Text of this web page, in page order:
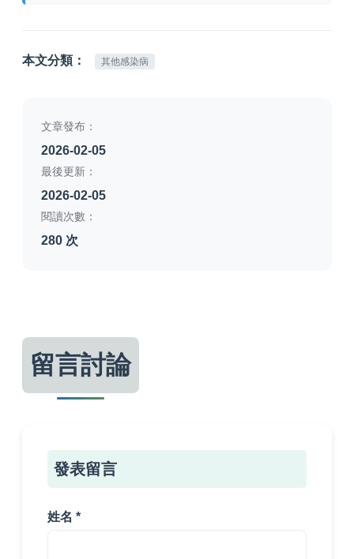
本文分類： 其他感染病
文章發布：
2026-02-05
最後更新：
2026-02-05
閱讀次數：
280 次
留言討論
發表留言
姓名 *